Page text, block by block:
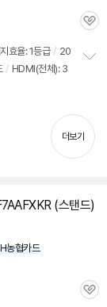
관
효율: 1등급 / 20
/ HDMI(전체): 3
기
더보기
(스탠드)
농협카드
관